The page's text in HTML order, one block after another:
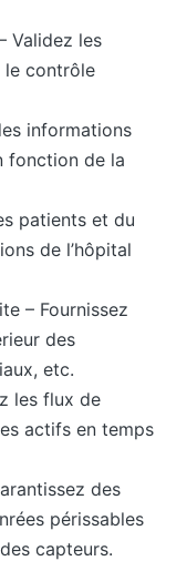
Validez les
le contrôle
informations
fonction de la
patients et du
de l’hôpital
– Fournissez
des
etc.
les flux de
actifs en temps
des
périssables
capteurs.